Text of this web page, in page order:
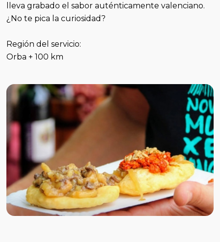
lleva grabado el sabor auténticamente valenciano.
¿No te pica la curiosidad?
Región del servicio:
Orba + 100 km